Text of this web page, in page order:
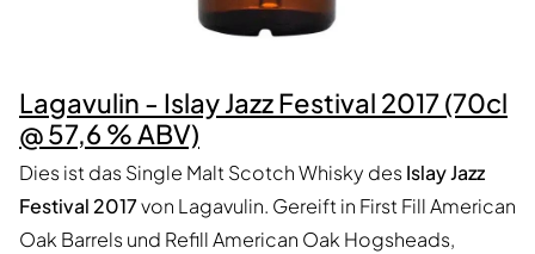
Lagavulin - Islay Jazz Festival 2017 (70cl
@ 57,6 % ABV)
Dies ist das Single Malt Scotch Whisky desIslay Jazz
Festival 2017von Lagavulin. Gereift in First Fill American
Oak Barrels und Refill American Oak Hogsheads,